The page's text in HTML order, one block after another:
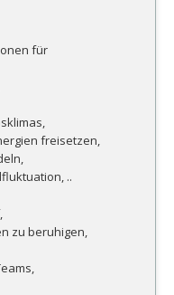
für
freisetzen,
..
zu beruhigen,